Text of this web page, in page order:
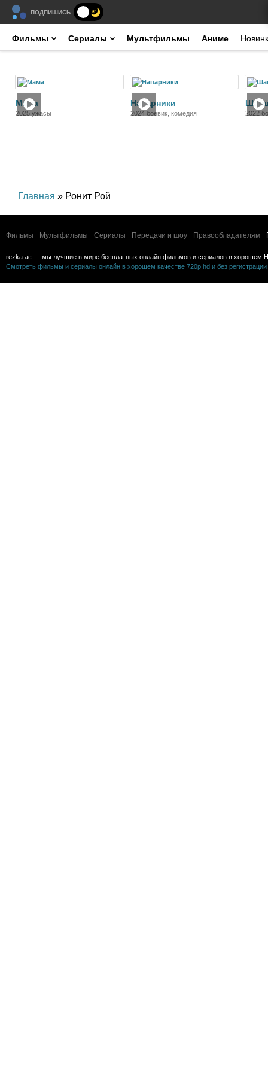
ПОДПИШИСЬ
Фильмы Сериалы Мультфильмы Аниме
Мама
2025 ужасы
Напарники
2024 боевик, комедия 2022
Главная » Ронит Рой
Фильмы Мультфильмы Сериалы Передачи и шоу Правообладателям
rezka.ac — мы лучшие в мире бесплатных онлайн фильмов и сериалов в хорошем
Смотреть фильмы и сериалы онлайн в хорошем качестве 720p hd и без